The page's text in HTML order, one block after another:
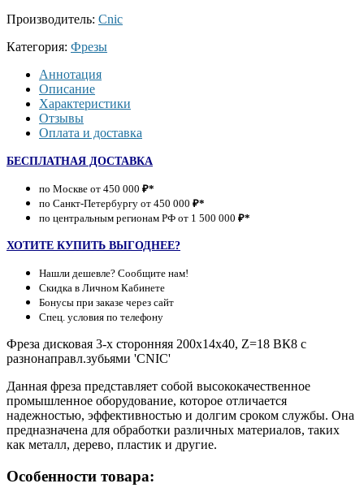
Производитель: Cnic
Категория: Фрезы
Аннотация
Описание
Характеристики
Отзывы
Оплата и доставка
БЕСПЛАТНАЯ ДОСТАВКА
по Москве от 450 000 ₽*
по Санкт-Петербургу от 450 000 ₽*
по центральным регионам РФ от 1 500 000 ₽*
ХОТИТЕ КУПИТЬ ВЫГОДНЕЕ?
Нашли дешевле? Сообщите нам!
Скидка в Личном Кабинете
Бонусы при заказе через сайт
Спец. условия по телефону
Фреза дисковая 3-х сторонняя 200х14х40, Z=18 ВК8 с
разнонаправл.зубьями 'CNIC'
Данная фреза представляет собой высококачественное
промышленное оборудование, которое отличается
надежностью, эффективностью и долгим сроком службы. Она
предназначена для обработки различных материалов, таких
как металл, дерево, пластик и другие.
Особенности товара: